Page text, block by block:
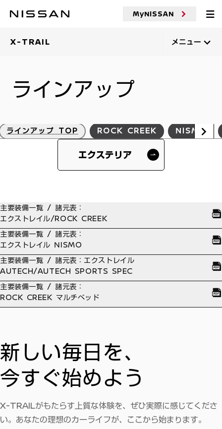
MyNISSAN
X-TRAIL メニュー
ラインアップ
ラインアップ TOP ROCK CREEK NISMO
エクステリア
主要装備一覧 / 諸元表：
エクストレイル/ROCK CREEK
主要装備一覧 / 諸元表：
エクストレイル NISMO
主要装備一覧 / 諸元表：エクストレイル
AUTECH/AUTECH SPORTS SPEC
主要装備一覧 / 諸元表：
ROCK CREEK マルチベッド
新しい毎日を、
今すぐ始めよう
X-TRAILがもたらす上質な体験を、ぜひ実際に感じてくださ
い。あなたの理想のカーライフが、ここから始まります。